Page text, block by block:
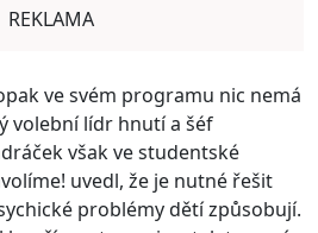
REKLAMA
ve svém programu nic nemá
volební lídr hnutí a šéf
však ve studentské
uvedl, že je nutné řešit
problémy dětí způsobují.